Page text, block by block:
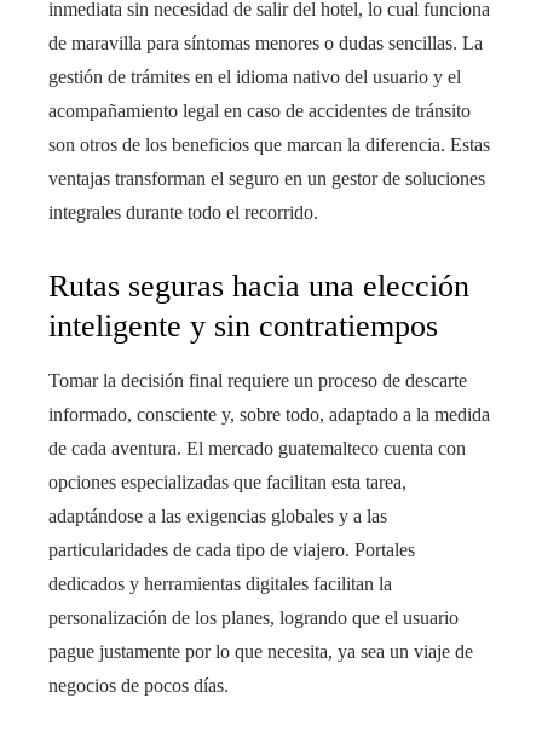
inmediata sin necesidad de salir del hotel, lo cual funciona
de maravilla para síntomas menores o dudas sencillas. La
gestión de trámites en el idioma nativo del usuario y el
acompañamiento legal en caso de accidentes de tránsito
son otros de los beneficios que marcan la diferencia. Estas
ventajas transforman el seguro en un gestor de soluciones
integrales durante todo el recorrido.
Rutas seguras hacia una elección
inteligente y sin contratiempos
Tomar la decisión final requiere un proceso de descarte
informado, consciente y, sobre todo, adaptado a la medida
de cada aventura. El mercado guatemalteco cuenta con
opciones especializadas que facilitan esta tarea,
adaptándose a las exigencias globales y a las
particularidades de cada tipo de viajero. Portales
dedicados y herramientas digitales facilitan la
personalización de los planes, logrando que el usuario
pague justamente por lo que necesita, ya sea un viaje de
negocios de pocos días.